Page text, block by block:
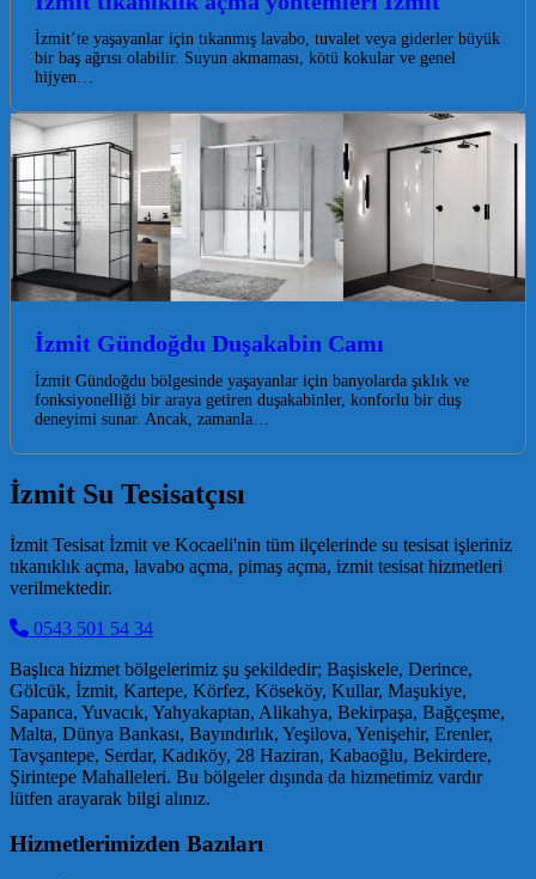
İzmit’te yaşayanlar için tıkanmış lavabo, tuvalet veya giderler büyük
bir baş ağrısı olabilir. Suyun akmaması, kötü kokular ve genel
hijyen…
İzmit Gündoğdu Duşakabin Camı
İzmit Gündoğdu bölgesinde yaşayanlar için banyolarda şıklık ve
fonksiyonelliği bir araya getiren duşakabinler, konforlu bir duş
deneyimi sunar. Ancak, zamanla…
İzmit Su Tesisatçısı
İzmit Tesisat İzmit ve Kocaeli'nin tüm ilçelerinde su tesisat işleriniz
tıkanıklık açma, lavabo açma, pimaş açma, izmit tesisat hizmetleri
verilmektedir.
0543 501 54 34
Başlıca hizmet bölgelerimiz şu şekildedir; Başiskele, Derince,
Gölcük, İzmit, Kartepe, Körfez, Köseköy, Kullar, Maşukiye,
Sapanca, Yuvacık, Yahyakaptan, Alikahya, Bekirpaşa, Bağçeşme,
Malta, Dünya Bankası, Bayındırlık, Yeşilova, Yenişehir, Erenler,
Tavşantepe, Serdar, Kadıköy, 28 Haziran, Kabaoğlu, Bekirdere,
Şirintepe Mahalleleri. Bu bölgeler dışında da hizmetimiz vardır
lütfen arayarak bilgi alınız.
Hizmetlerimizden Bazıları